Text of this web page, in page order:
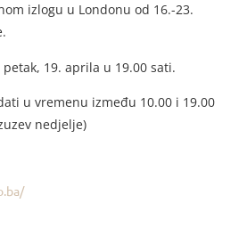
izlogu u Londonu od 16.-23.
19. aprila u 19.00 sati.
u vremenu između 10.00 i 19.00
nedjelje)